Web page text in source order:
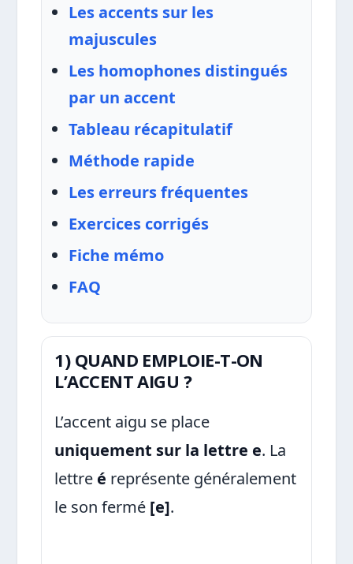
Les accents sur les
majuscules
Les homophones distingués
par un accent
Tableau récapitulatif
Méthode rapide
Les erreurs fréquentes
Exercices corrigés
Fiche mémo
FAQ
1) QUAND EMPLOIE-T-ON
L’ACCENT AIGU ?
L’accent aigu se place
uniquement sur la lettre e. La
lettre é représente généralement
le son fermé [e].